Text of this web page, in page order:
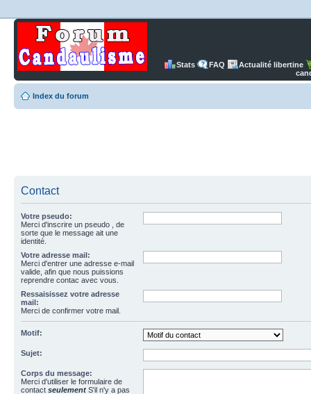
Stats FAQ
Actualité libertine
Index du forum
Contact
Votre pseudo:
Merci d'inscrire un pseudo , de
sorte que le message ait une
identité.
Votre adresse mail:
Merci d'entrer une adresse e-mail
valide, afin que nous puissions
reprendre contac avec vous.
Ressaisissez votre adresse
mail:
Merci de confirmer votre mail.
Motif:
Sujet:
Corps du message:
Merci d'utiliser le formulaire de
contact seulement S'il n'y a pas